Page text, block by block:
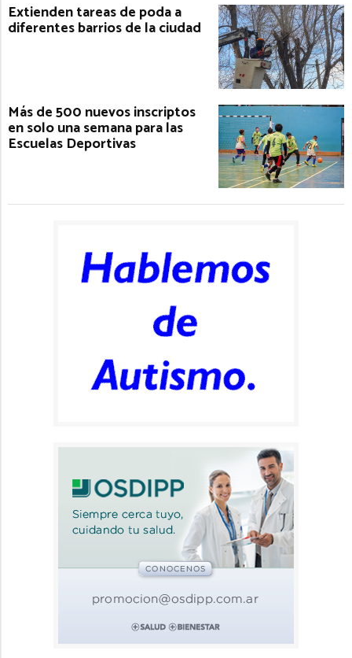
Extienden tareas de poda a
diferentes barrios de la ciudad
Más de 500 nuevos inscriptos
en solo una semana para las
Escuelas Deportivas